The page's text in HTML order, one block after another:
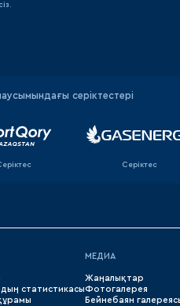
серіктестері
Серіктес
статистикасы
МЕДИА
Жаңалықтар
Фотогалерея
Бейнебаян